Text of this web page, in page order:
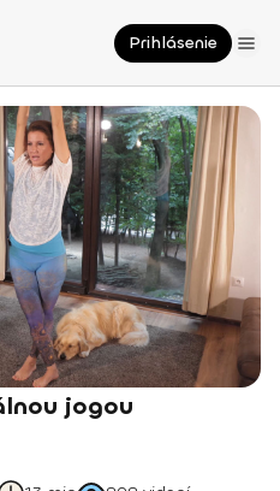
Prihlásenie
jogou